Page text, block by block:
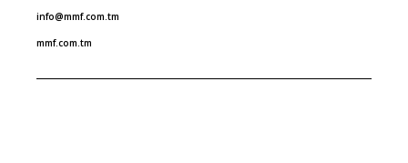
info@mmf.com.tm
mmf.com.tm